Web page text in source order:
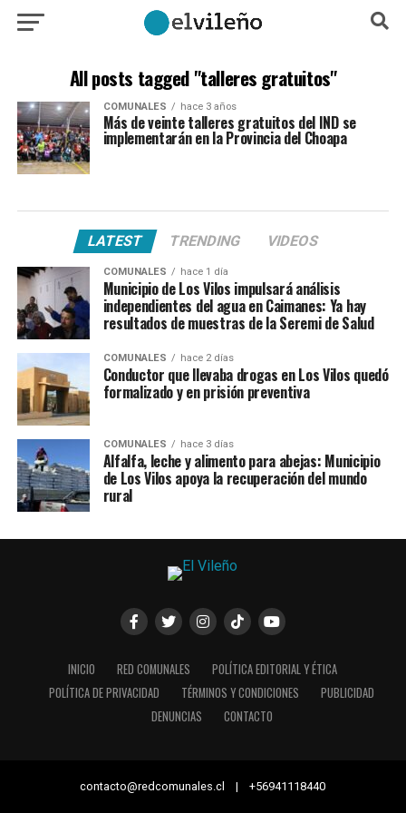
All posts tagged "talleres gratuitos"
COMUNALES hace 3 años
Más de veinte talleres gratuitos del IND se
implementarán en la Provincia del Choapa
LATEST TRENDING VIDEOS
COMUNALES hace 1 día
Municipio de Los Vilos impulsará análisis
independientes del agua en Caimanes: Ya hay
resultados de muestras de la Seremi de Salud
COMUNALES hace 2 días
Conductor que llevaba drogas en Los Vilos quedó
formalizado y en prisión preventiva
COMUNALES hace 3 días
Alfalfa, leche y alimento para abejas: Municipio
de Los Vilos apoya la recuperación del mundo
rural
INICIO RED COMUNALES
POLÍTICA EDITORIAL Y ÉTICA
POLÍTICA DE PRIVACIDAD
TÉRMINOS Y CONDICIONES
PUBLICIDAD
DENUNCIAS
CONTACTO
contacto@redcomunales.cl | +56941118440